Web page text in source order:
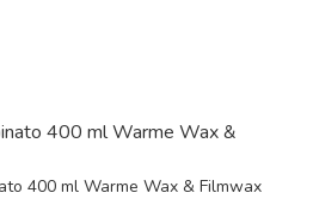
400 ml Warme Wax &
400 ml Warme Wax & Filmwax